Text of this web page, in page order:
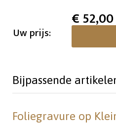
Uw prijs:
€52,00
Bijpassende
Foliegravure op